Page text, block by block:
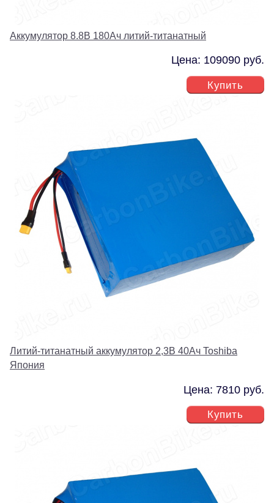
Аккумулятор 8.8В 180Ач литий-титанатный
Цена: 109090 руб.
Купить
Литий-титанатный аккумулятор 2,3В 40Ач Toshiba
Япония
Цена: 7810 руб.
Купить